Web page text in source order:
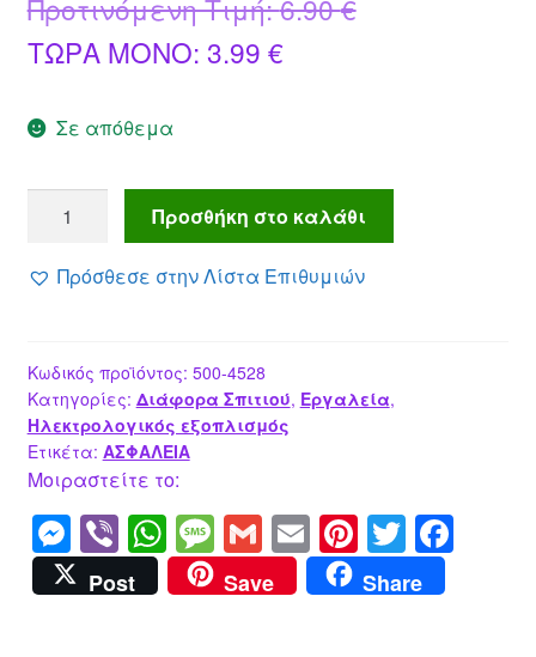
Προτινόμενη Τιμή:6.90€Original
ΤΩΡΑ MONO: 3.99 €Η
είναι:
3.99 €.
Σε απόθεμα
Πόρτας
συναγερμός
ποσότητα
Προσθήκη στο καλάθι
Πρόσθεσε στην Λίστα Επιθυμιών
Κωδικός προϊόντος: 500-4528
Κατηγορίες: Διάφορα Σπιτιού, Εργαλεία,
Ηλεκτρολογικός εξοπλισμός
Ετικέτα: ΑΣΦΑΛΕΙΑ
Μοιραστείτε το:
M
e
ss
Vi
b
er
W
h
at
M
e
ss
G
m
ail
E
m
ail
Pi
nt
er
T
wi
tt
F
Post Save Share